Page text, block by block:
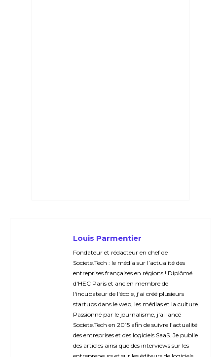
Louis Parmentier
Fondateur et rédacteur en chef de
Societe.Tech : le média sur l’actualité des
entreprises françaises en régions ! Diplômé
d'HEC Paris et ancien membre de
l'incubateur de l'école, j'ai créé plusieurs
startups dans le web, les médias et la culture.
Passionné par le journalisme, j'ai lancé
Societe.Tech en 2015 afin de suivre l'actualité
des entreprises et des logiciels SaaS. Je publie
des articles ainsi que des interviews sur les